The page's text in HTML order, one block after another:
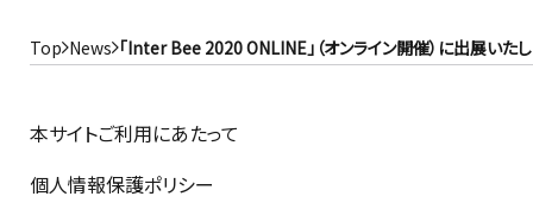
Top News 「Inter Bee 2020 ONLINE」（オンライン開催）に出展いた
本サイトご利用にあたって
個人情報保護ポリシー